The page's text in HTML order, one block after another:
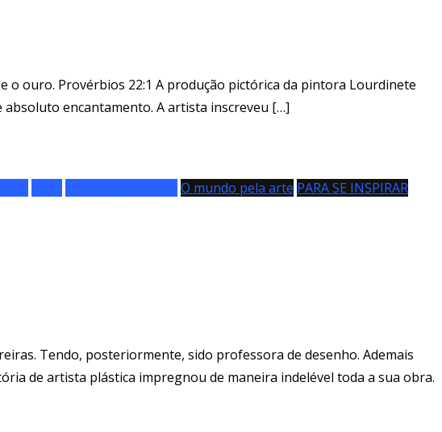
o ouro. Provérbios 22:1 A produção pictórica da pintora Lourdinete
encantamento. A artista inscreveu […]
O mundo pela arte PARA SE INSPIRAR
Tendo, posteriormente, sido professora de desenho. Ademais
de artista plástica impregnou de maneira indelével toda a sua obra.